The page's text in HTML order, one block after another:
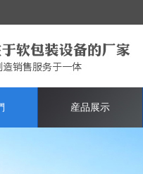
産品展示